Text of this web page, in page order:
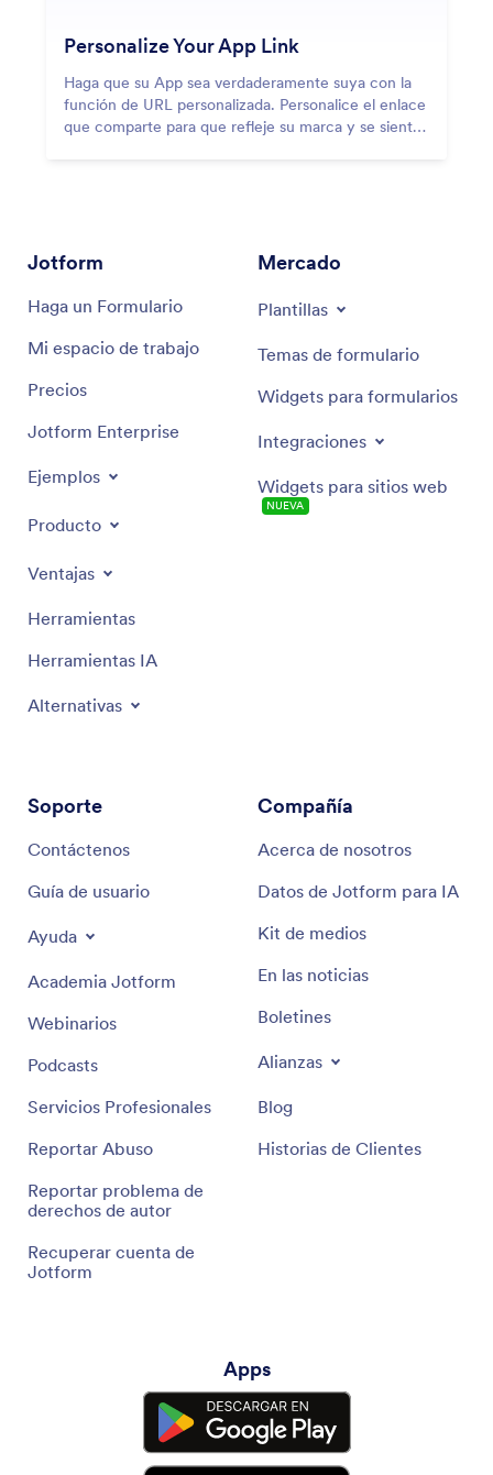
Personalize Your App Link
Haga que su App sea verdaderamente suya con la
función de URL personalizada. Personalice el enlace
que comparte para que refleje su marca y se sienta
Jotform
Haga un Formulario
Mi espacio de trabajo
Precios
Jotform Enterprise
Ejemplos
Producto
Ventajas
Herramientas
Herramientas IA
Alternativas
Mercado
Plantillas
Temas de formulario
Widgets para formularios
Integraciones
Widgets para sitios web
NUEVA
Soporte
Contáctenos
Guía de usuario
Ayuda
Academia Jotform
Webinarios
Podcasts
Servicios Profesionales
Reportar Abuso
Reportar problema de
derechos de autor
Recuperar cuenta de
Jotform
Compañía
Acerca de nosotros
Datos de Jotform para IA
Kit de medios
En las noticias
Boletines
Alianzas
Blog
Historias de Clientes
Apps